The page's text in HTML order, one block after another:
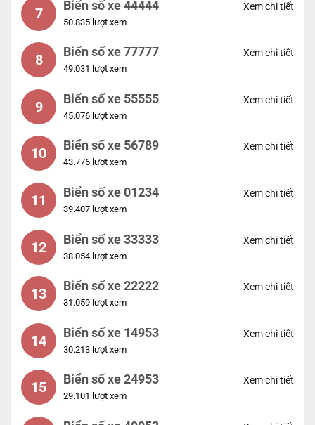
7 Biển số xe 44444
50.835 lượt xem
Xem chi tiết
8 Biển số xe 77777
49.031 lượt xem
Xem chi tiết
9 Biển số xe 55555
45.076 lượt xem
Xem chi tiết
10 Biển số xe 56789
43.776 lượt xem
Xem chi tiết
11 Biển số xe 01234
39.407 lượt xem
Xem chi tiết
12 Biển số xe 33333
38.054 lượt xem
Xem chi tiết
13 Biển số xe 22222
31.059 lượt xem
Xem chi tiết
14 Biển số xe 14953
30.213 lượt xem
Xem chi tiết
15 Biển số xe 24953
29.101 lượt xem
Xem chi tiết